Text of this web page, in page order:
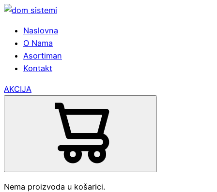
Naslovna
O Nama
Asortiman
Kontakt
AKCIJA
Nema proizvoda u košarici.